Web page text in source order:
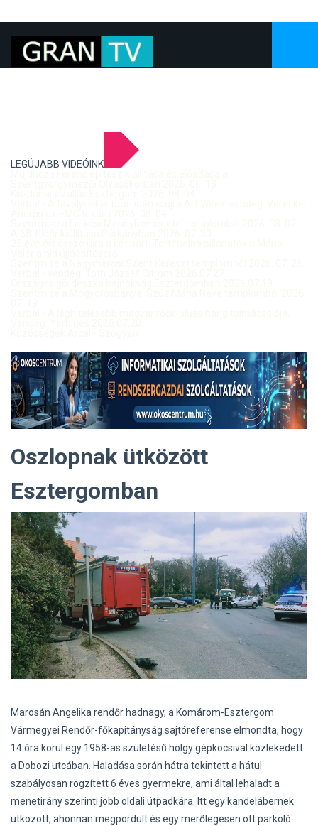
LEGÚJABB VIDEÓINK
Oszlopnak ütközött
Esztergomban
Marosán Angelika rendőr hadnagy, a Komárom-Esztergom
Vármegyei Rendőr-főkapitányság sajtóreferense elmondta, hogy
14 óra körül egy 1958-as születésű hölgy gépkocsival közlekedett
a Dobozi utcában. Haladása során hátra tekintett a hátul
szabályosan rögzített 6 éves gyermekre, ami által lehaladt a
menetirány szerinti jobb oldali útpadkára. Itt egy kandelábernek
ütközött, ahonnan megpördült és egy merőlegesen ott parkoló